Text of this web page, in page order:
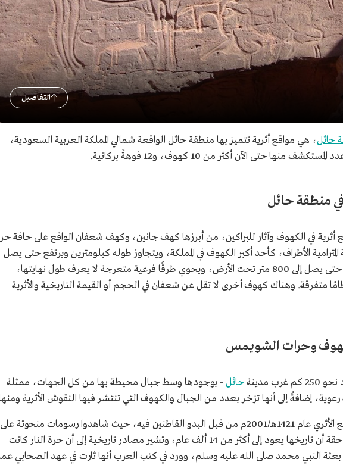
التفاصيل
حائل، هي مواقع أثرية تتميز بها منطقة حائل الواقعة شمالي المملكة العربية السعودية،
منها حتى الآن أكثر من 10 كهوف، و12 فوهةً بركانية.
منطقة حائل
في الكهوف وآثار للبراكين، من أبرزها كهف جانين، وكهف شعفان الواقع على حافة
المترامية الأطراف، كأحد أكبر الكهوف في المملكة، ويتجاوز طوله كيلومترين ويرتفع حتى يصل
إلى ثمانية أمتار، وينخفض حتى يصل إلى 800 متر تحت الأرض، ويحوي طرقًا فرعية متعرجة لا يعرف طول نهايتها،
متفرقة. وهناك كهوف أخرى لا تقل عن شعفان في الحجم أو القيمة التاريخية والأثرية
كهوف وحرات الشويمس
مدينة حائل - بوجودها وسط جبال محيطة بها من كل الجهات، ممثلة
إضافةً إلى أنها تزخر بعدد من الجبال والكهوف التي تنتشر فيها النقوش الأثرية
حرة النار: اكتشف هذا الموقع الأثري عام 1421هـ/2001م من قبل البدو القاطنين فيه، حيث شاهدوا رسومات منحوتة على
الجبال أثبتت الدراسات اللاحقة أن تاريخها يعود إلى أكثر من 14 ألف عام، وتشير مصادر تاريخية إلى أن حرة النار كانت
بعثة النبي محمد صلى الله عليه وسلم، وورد في كتب العرب أنها ثارت في عهد الصحابي